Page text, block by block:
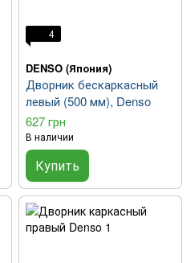
4
DENSO (Япония)
Дворник бескаркасный
левый (500 мм), Denso
627 грн
В наличии
Купить